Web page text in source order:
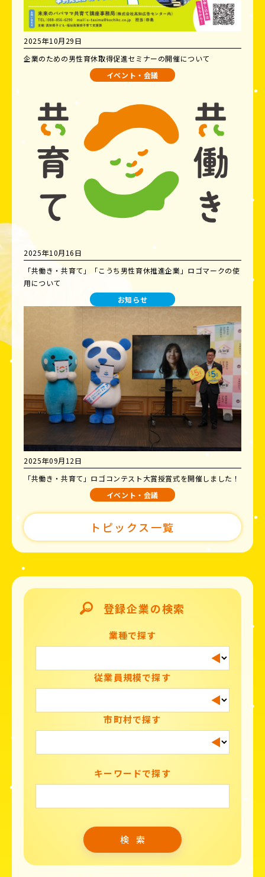
2025年10月29日
企業のための男性育休取得促進セミナーの開催について
イベント・会議
2025年10月16日
「共働き・共育て」「こうち男性育休推進企業」ロゴマークの使
用について
お知らせ
2025年09月12日
「共働き・共育て」ロゴコンテスト大賞授賞式を開催しました！
イベント・会議
トピックス一覧
登録企業の検索
業種で探す
従業員規模で探す
市町村で探す
キーワードで探す